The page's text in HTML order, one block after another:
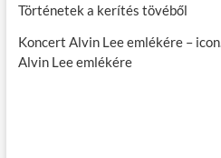
Történetek a kerítés tövéből
Koncert Alvin Lee emlékére –
Alvin Lee emlékére